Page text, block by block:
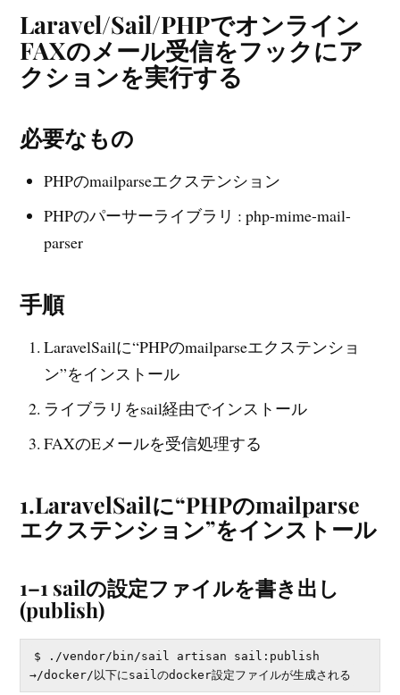
Laravel/Sail/PHPでオンライン
FAXのメール受信をフックにア
クションを実行する
必要なもの
PHPのmailparseエクステンション
PHPのパーサーライブラリ : php-mime-mail-
parser
手順
LaravelSailに“PHPのmailparseエクステンショ
ン”をインストール
ライブラリをsail経由でインストール
FAXのEメールを受信処理する
1.LaravelSailに“PHPのmailparse
エクステンション”をインストール
1–1 sailの設定ファイルを書き出し
(publish)
$ ./vendor/bin/sail artisan sail:publish